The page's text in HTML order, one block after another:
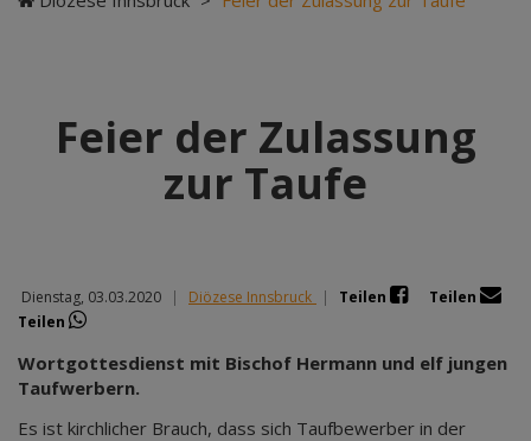
Feier der Zulassung
zur Taufe
Dienstag, 03.03.2020 | Diözese Innsbruck | Teilen
Teilen
Teilen
Wortgottesdienst mit Bischof Hermann und elf jungen
Taufwerbern.
Es ist kirchlicher Brauch, dass sich Taufbewerber in der